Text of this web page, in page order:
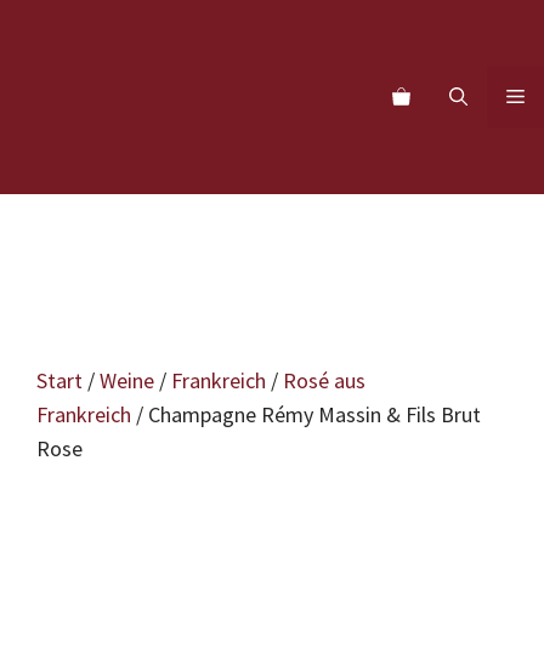
Start /Weine / Frankreich / Rosé aus
Frankreich / Champagne Rémy Massin & Fils Brut
Rose